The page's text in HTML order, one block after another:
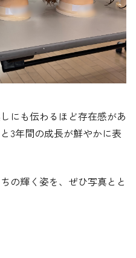
にも伝わるほど存在感があ
3年間の成長が鮮やかに表
の輝く姿を、ぜひ写真とと